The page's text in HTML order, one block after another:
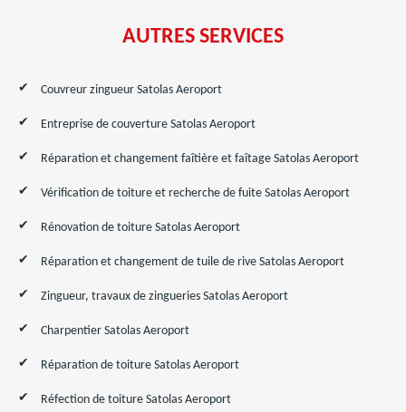
AUTRES SERVICES
Couvreur zingueur Satolas Aeroport
Entreprise de couverture Satolas Aeroport
Réparation et changement faîtière et faîtage Satolas Aeroport
Vérification de toiture et recherche de fuite Satolas Aeroport
Rénovation de toiture Satolas Aeroport
Réparation et changement de tuile de rive Satolas Aeroport
Zingueur, travaux de zingueries Satolas Aeroport
Charpentier Satolas Aeroport
Réparation de toiture Satolas Aeroport
Réfection de toiture Satolas Aeroport